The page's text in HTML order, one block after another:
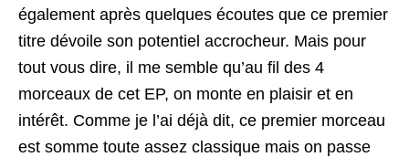
également après quelques écoutes que ce premier
titre dévoile son potentiel accrocheur. Mais pour
tout vous dire, il me semble qu’au fil des 4
morceaux de cet EP, on monte en plaisir et en
intérêt. Comme je l’ai déjà dit, ce premier morceau
est somme toute assez classique mais on passe